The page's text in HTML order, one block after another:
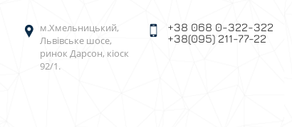
м.Хмельницький,
Львівське шосе,
ринок Дарсон, кіоск
92/1.
+38 068 0-322-322
+38(095) 211-77-22